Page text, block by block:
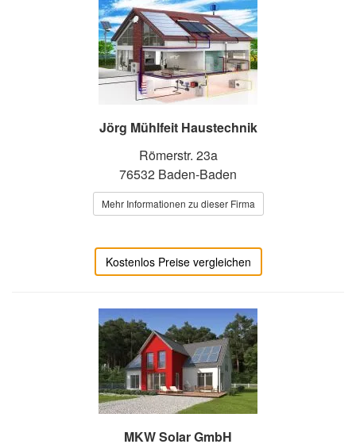
Jörg Mühlfeit Haustechnik
Römerstr. 23a
76532 Baden-Baden
Mehr Informationen zu dieser Firma
Kostenlos Preise vergleichen
MKW Solar GmbH